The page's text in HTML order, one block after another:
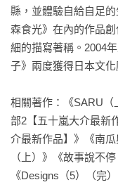
縣，並體驗自給自足
森食光》在內的作品
細的描寫著稱。2004
子》兩度獲得日本文
相關著作：《SARU（
部2【五十嵐大介最新
介最新作品】》《南
（上）》《故事說不
《Designs（5）（完